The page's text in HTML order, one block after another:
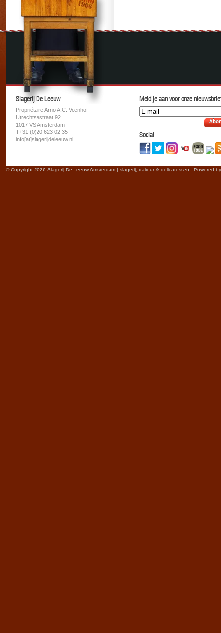
Slagerij De Leeuw
Propriétaire Arno A.C. Veenhof
Utrechtsestraat 92
1017 VS Amsterdam
T+31 (0)20 623 02 35
info[at]slagerijdeleeuw.nl
Meld je aan voor onze
Social
© Copyright 2026 Slagerij De Leeuw Amsterdam | slagerij, traiteur & delicatessen - Powered